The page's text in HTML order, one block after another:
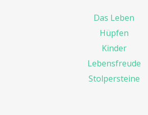
Das Leben
Hüpfen
Kinder
Lebensfreude
Stolpersteine